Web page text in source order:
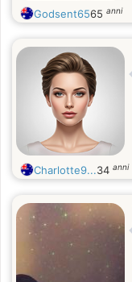
Godsent6565 anni
Charlotte9...34 anni